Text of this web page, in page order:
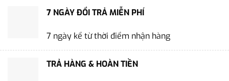
7 NGÀY ĐỔI TRẢ MIỄN PHÍ
7 ngày kể từ thời điểm nhận hàng
TRẢ HÀNG & HOÀN TIỀN